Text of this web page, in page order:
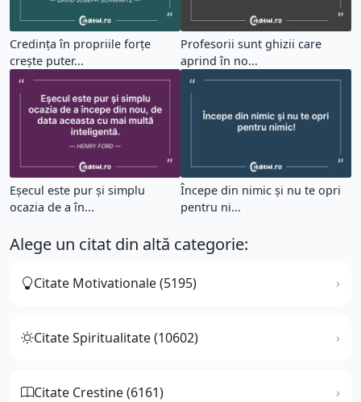
Credința în propriile forţe
crește puter...
Profesorii sunt ghizii care
aprind în no...
Eşecul este pur şi simplu
ocazia de a în...
Începe din nimic şi nu te opri
pentru ni...
Alege un citat din altă categorie:
Citate Motivationale (5195)
Citate Spiritualitate (10602)
Citate Crestine (6161)